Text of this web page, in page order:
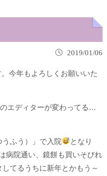
2019/01/06
今年もよろしくお願いいた
エディターが変わってる…
ふう）」で入院
となり
病院通い、鏡餅も買いそびれ
てるうちに新年とかもう～